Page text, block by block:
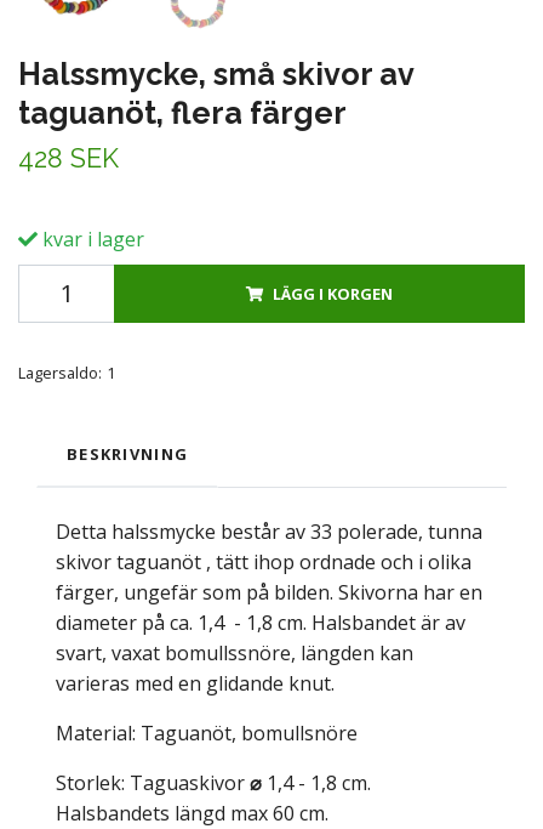
Halssmycke, små skivor av
taguanöt, flera färger
428 SEK
kvar i lager
LÄGG I KORGEN
Lagersaldo: 1
BESKRIVNING
Detta halssmycke består av 33 polerade, tunna
skivor taguanöt , tätt ihop ordnade och i olika
färger, ungefär som på bilden. Skivorna har en
diameter på ca. 1,4 - 1,8 cm. Halsbandet är av
svart, vaxat bomullssnöre, längden kan
varieras med en glidande knut.
Material: Taguanöt, bomullsnöre
Storlek: Taguaskivor⌀ 1,4 - 1,8 cm.
Halsbandets längd max 60 cm.